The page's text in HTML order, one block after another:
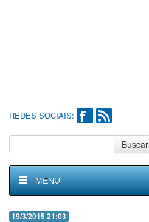
REDES SOCIAIS:
Buscar
MENU
19/3/2015 21:03